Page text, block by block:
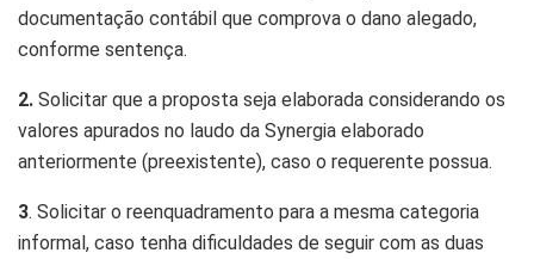
documentação contábil que comprova o dano alegado,
conforme sentença.
2. Solicitar que a proposta seja elaborada considerando os
valores apurados no laudo da Synergia elaborado
anteriormente (preexistente), caso o requerente possua.
3. Solicitar o reenquadramento para a mesma categoria
informal, caso tenha dificuldades de seguir com as duas